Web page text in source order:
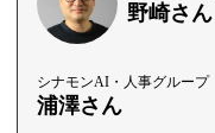
野崎さん
シナモンAI・人事グループ
浦澤さん